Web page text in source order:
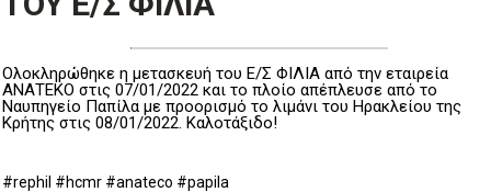
Ολοκληρώθηκε η μετασκευή του Ε/Σ ΦΙΛΙΑ από την εταιρεία
ΑΝΑΤΕΚΟ στις 07/01/2022 και το πλοίο απέπλευσε από το
Ναυπηγείο Παπίλα με προορισμό το λιμάνι του Ηρακλείου της
Κρήτης στις 08/01/2022. Καλοτάξιδο!
#rephil #hcmr #anateco #papila